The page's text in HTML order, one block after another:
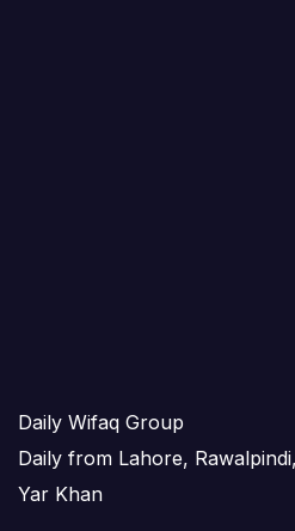
Daily Wifaq Group
Daily from Lahore,
Yar Khan